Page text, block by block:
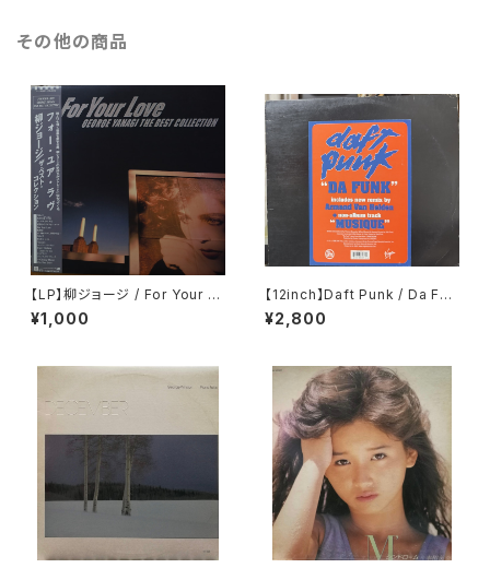
その他の商品
【LP】柳ジョージ / For Your L
ove - George Yanagi The
Best Collection
¥1,000
【12inch】Daft Punk / Da Fun
k
¥2,800